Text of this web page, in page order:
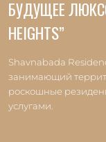
БУДУЩЕЕ
HEIGHTS”
Shavnabada
занимающий
роскошные
услугами.